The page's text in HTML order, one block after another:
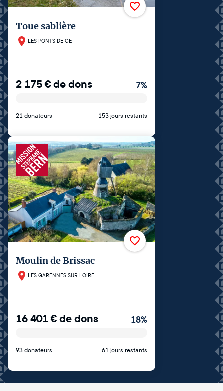
Toue sablière
LES PONTS DE CE
2 175€de dons 7%
21 donateurs 153 jours restants
Moulin de Brissac
LES GARENNES SUR LOIRE
16 401€de dons 18%
93 donateurs 61 jours restants